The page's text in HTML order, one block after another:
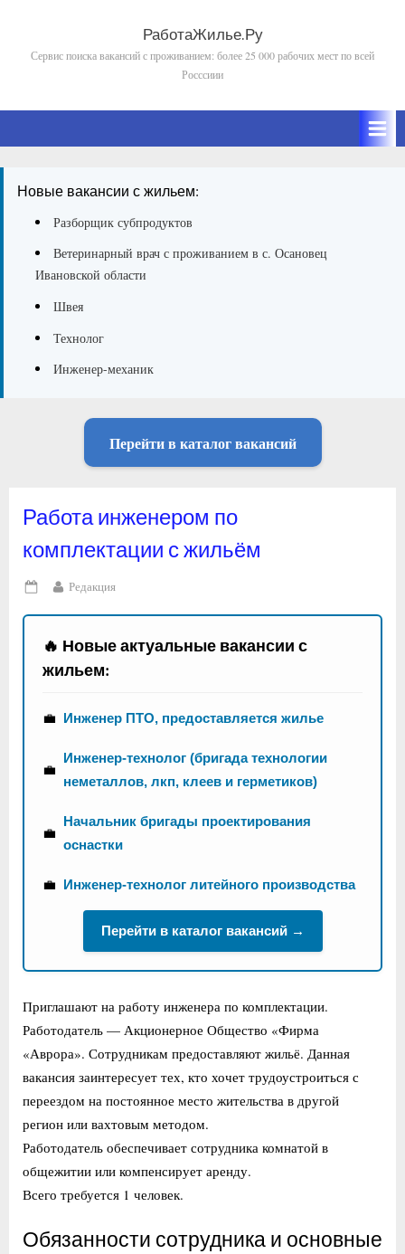
content
РаботаЖилье.Ру
Сервис поиска вакансий с проживанием: более 25 000 рабочих мест по всей
Росссиии
Новые вакансии с жильем:
Разборщик субпродуктов
Ветеринарный врач с проживанием в с. Осановец
Ивановской области
Швея
Технолог
Инженер-механик
Перейти в каталог вакансий
Работа инженером по
комплектации с жильём
Posted
on
By
Редакция
🔥 Новые актуальные вакансии с
жильем:
💼 Инженер ПТО, предоставляется жилье
💼
Инженер-технолог (бригада технологии
неметаллов, лкп, клеев и герметиков)
💼
Начальник бригады проектирования
оснастки
💼 Инженер-технолог литейного производства
Перейти в каталог вакансий →
Приглашают на работу инженера по комплектации.
Работодатель — Акционерное Общество «Фирма
«Аврора». Сотрудникам предоставляют жильё. Данная
вакансия заинтересует тех, кто хочет трудоустроиться с
переездом на постоянное место жительства в другой
регион или вахтовым методом.
Работодатель обеспечивает сотрудника комнатой в
общежитии или компенсирует аренду.
Всего требуется 1 человек.
Обязанности сотрудника и основные